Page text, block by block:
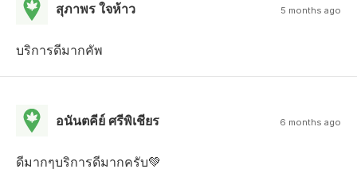
สุภาพร ใจห้าว 5 months ago
บริการดีมากคัพ
อนันตคีย์ ศรีพิเชียร 6 months ago
ดีมากๆบริการดีมากครับ💚